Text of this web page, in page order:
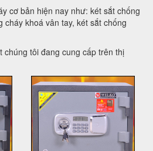
cơ bản hiện nay như: két sắt chống
cháy khoá vân tay, két sắt chống
chúng tôi đang cung cấp trên thị